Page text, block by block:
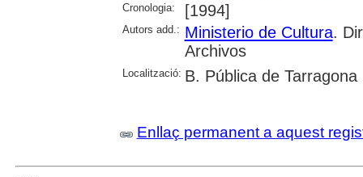
Cronologia: [1994]
Autors add.: Ministerio de Cultura.
Archivos
Localització: B. Pública de Tarragona
Enllaç permanent a aquest